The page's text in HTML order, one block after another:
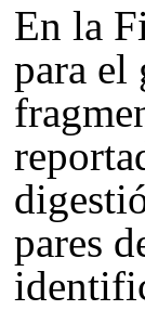
En la
para el
pares